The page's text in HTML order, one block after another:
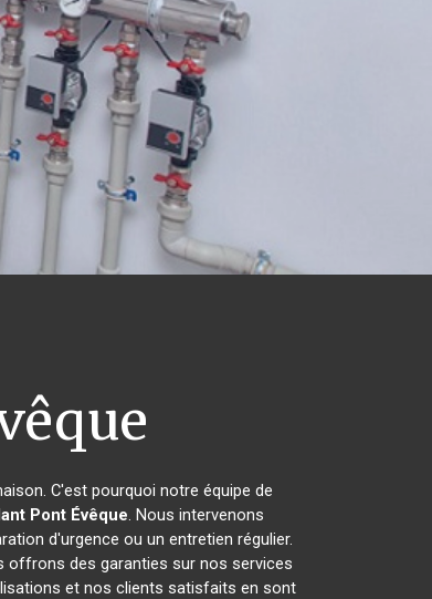
C'est pourquoi notre équipe de
Pont Évêque. Nous intervenons
d'urgence ou un entretien régulier.
des garanties sur nos services
et nos clients satisfaits en sont